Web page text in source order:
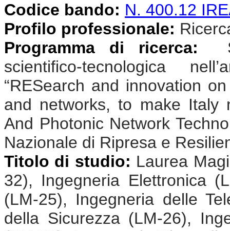
Codice bando: N. 400.12
Profilo professionale:
Programma di ricerca:
scientifico-tecnologica
“RESearch and innovation
and networks, to make Italy
And Photonic Network
Nazionale di Ripresa e
Titolo di studio: Laurea
32), Ingegneria Elettronica
(LM-25), Ingegneria delle
della Sicurezza (LM-26),